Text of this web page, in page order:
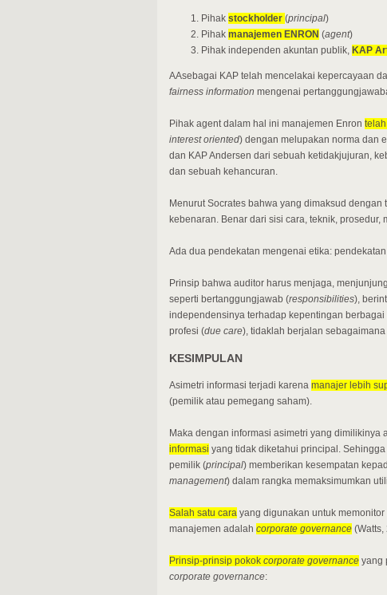
Pihak stockholder (principal)
Pihak manajemen ENRON (agent)
Pihak independen akuntan publik, KAP
AAsebagai KAP telah mencelakai kepercayaan
fairness information mengenai
Pihak agent dalam hal ini manajemen Enron
interest oriented) dengan melupakan norma dan
dan KAP Andersen dari sebuah ketidakjujuran,
dan sebuah kehancuran.
Menurut Socrates bahwa yang dimaksud
kebenaran. Benar dari sisi cara, teknik,
Ada dua pendekatan mengenai etika: pendekatan
Prinsip bahwa auditor harus menjaga,
seperti bertanggungjawab (responsibilities),
independensinya terhadap kepentingan berbagai
profesi (due care), tidaklah berjalan
KESIMPULAN
Asimetri informasi terjadi karena manajer lebih
(pemilik atau pemegang saham).
Maka dengan informasi asimetri yang dimilikinya
informasi yang tidak diketahui principal.
pemilik (principal) memberikan kesempatan
management) dalam rangka memaksimumkan
Salah satu cara yang digunakan untuk
manajemen adalah corporate governance (Watts,
Prinsip-prinsip pokok corporate governance yang
corporate governance: